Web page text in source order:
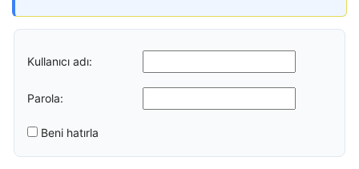
Kullanıcı adı:
Parola:
Beni hatırla